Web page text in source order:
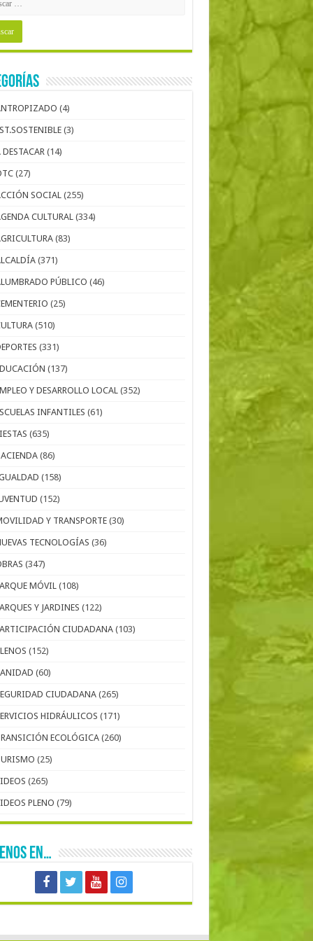
(4)
(3)
DESTACAR (14)
(27)
SOCIAL (255)
CULTURAL (334)
(83)
(371)
PÚBLICO (46)
(25)
(510)
(331)
(137)
Y DESARROLLO LOCAL (352)
INFANTILES (61)
(635)
(86)
(158)
(152)
Y TRANSPORTE (30)
TECNOLOGÍAS (36)
(347)
MÓVIL (108)
Y JARDINES (122)
CIUDADANA (103)
(152)
(60)
CIUDADANA (265)
HIDRÁULICOS (171)
ECOLÓGICA (260)
(25)
(265)
PLENO (79)
EN…